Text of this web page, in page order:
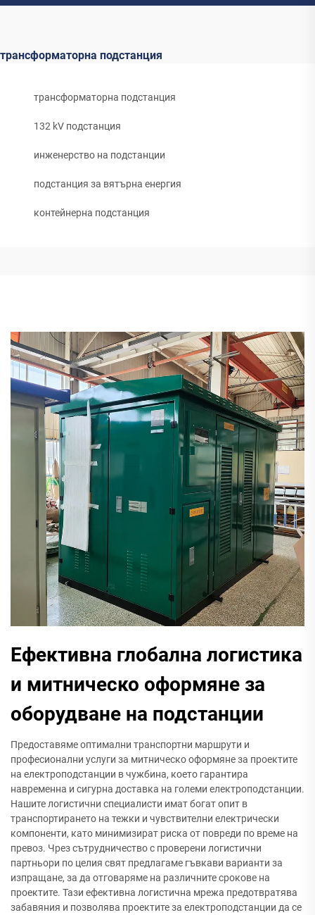
трансформаторна подстанция
трансформаторна подстанция
132 kV подстанция
инженерство на подстанции
подстанция за вятърна енергия
контейнерна подстанция
Ефективна глобална логистика
и митническо оформяне за
оборудване на подстанции
Предоставяме оптимални транспортни маршрути и
професионални услуги за митническо оформяне за проектите
на електроподстанции в чужбина, което гарантира
навременна и сигурна доставка на големи електроподстанции.
Нашите логистични специалисти имат богат опит в
транспортирането на тежки и чувствителни електрически
компоненти, като минимизират риска от повреди по време на
превоз. Чрез сътрудничество с проверени логистични
партньори по целия свят предлагаме гъвкави варианти за
изпращане, за да отговаряме на различните срокове на
проектите. Тази ефективна логистична мрежа предотвратява
забавяния и позволява проектите за електроподстанции да се